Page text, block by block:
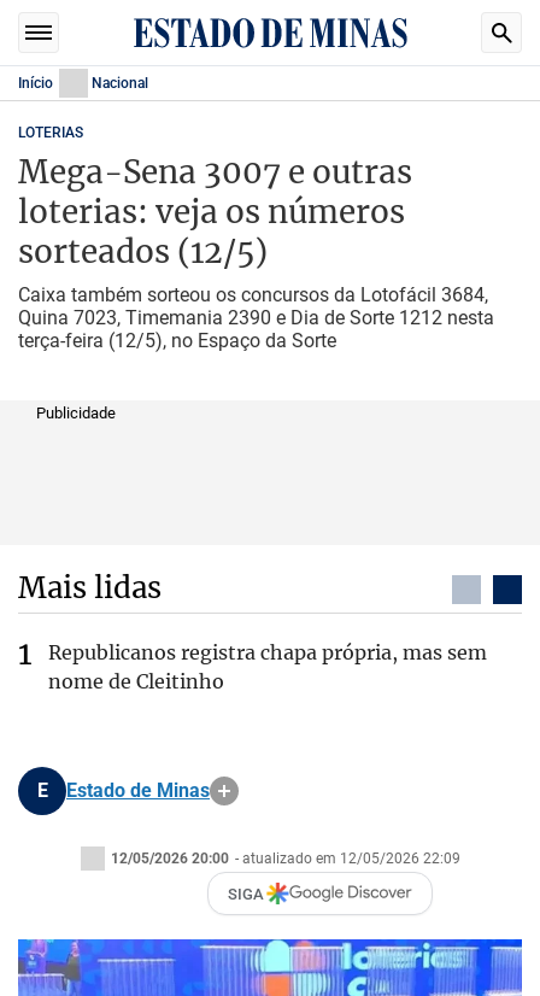
Início Nacional
LOTERIAS
Mega-Sena 3007 e outras
loterias: veja os números
sorteados (12/5)
Caixa também sorteou os concursos da Lotofácil 3684,
Quina 7023, Timemania 2390 e Dia de Sorte 1212 nesta
terça-feira (12/5), no Espaço da Sorte
Publicidade
Mais lidas
Republicanos registra chapa própria, mas sem
nome de Cleitinho
E Estado de Minas
12/05/2026 20:00 - atualizado em 12/05/2026 22:09
SIGA